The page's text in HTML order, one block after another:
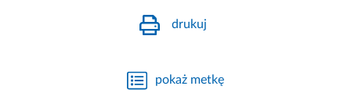
drukuj
pokaż metkę